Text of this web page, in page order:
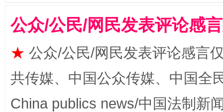
公众/公民/网民发表评论感
★ 公众/公民/网民发表评论感言
共传媒、中国公众传媒、中国全
China publics news/中国法制新